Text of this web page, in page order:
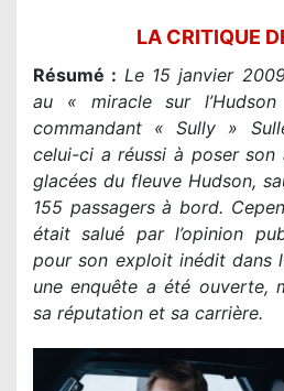
LA CRITIQUE
Résumé : Le 15 janvier
au « miracle sur
commandant « Sully »
celui-ci a réussi à poser son
glacées du fleuve Hudson,
155 passagers à bord.
était salué par l’opinion
pour son exploit inédit dans
une enquête a été ouverte,
sa réputation et sa carrière.